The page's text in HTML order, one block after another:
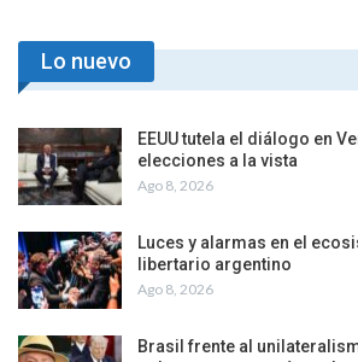
Lo nuevo
EEUU tutela el diálogo en
elecciones a la vista
Ago 8, 2026
Luces y alarmas en el
libertario argentino
Ago 8, 2026
Brasil frente al